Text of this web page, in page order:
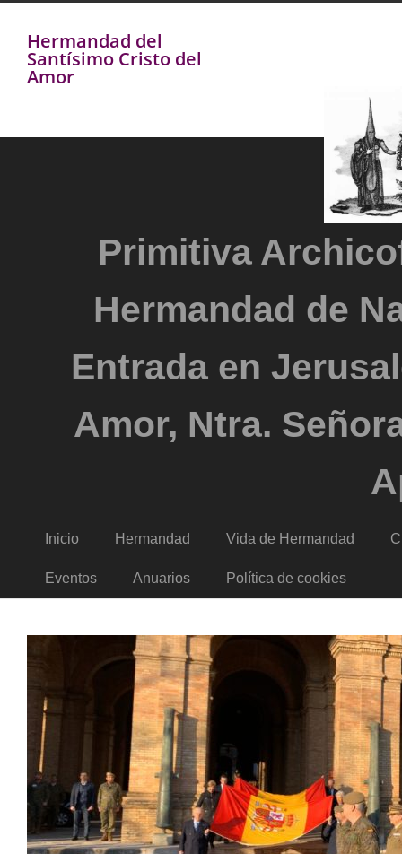
Hermandad del
Santísimo Cristo del
Amor
Primitiva
Hermandad de
Entrada en
Amor, Ntra.
Inicio Hermandad Vida de Hermandad
Eventos Anuarios Política de cookies